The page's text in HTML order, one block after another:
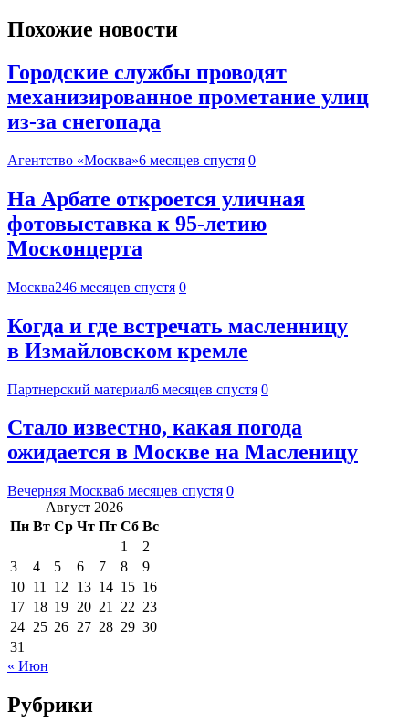
Похожие новости
Городские службы проводят
механизированное прометание улиц
из-за снегопада
Агентство «Москва»6 месяцев спустя 0
На Арбате откроется уличная
фотовыставка к 95-летию
Москонцерта
Москва246 месяцев спустя 0
Когда и где встречать масленницу
в Измайловском кремле
Партнерский материал6 месяцев спустя 0
Стало известно, какая погода
ожидается в Москве на Масленицу
Вечерняя Москва6 месяцев спустя 0
Август 2026
Пн Вт Ср Чт Пт Сб Вс
1
2
3
4 5 6 7 8
9
10 11 12 13 14 15 16
17 18 19 20 21 22 23
24 25 26 27 28 29 30
31
« Июн
Рубрики